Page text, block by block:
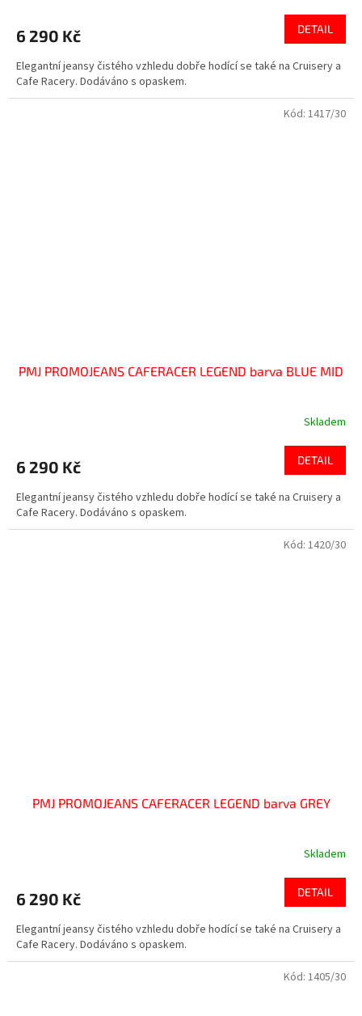
6 290 Kč DETAIL
Elegantní jeansy čistého vzhledu dobře hodící se také na Cruisery a
Cafe Racery. Dodáváno s opaskem.
PMJ PROMOJEANS CAFERACER LEGEND barva BLUE MID
Skladem
6 290 Kč DETAIL
Elegantní jeansy čistého vzhledu dobře hodící se také na Cruisery a
Cafe Racery. Dodáváno s opaskem.
Kód: 1417/30
PMJ PROMOJEANS CAFERACER LEGEND barva GREY
Skladem
6 290 Kč DETAIL
Elegantní jeansy čistého vzhledu dobře hodící se také na Cruisery a
Cafe Racery. Dodáváno s opaskem.
Kód: 1420/30
Kód: 1405/30